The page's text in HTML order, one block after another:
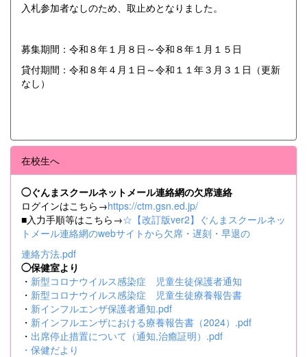
入札参加者なしのため、取止めとなりました。
募集期間：令和８年１月８日～令和８年１月１５日
貸付期間：令和８年４月１日～令和１１年３月３１日（更新
なし）
在校生へ
◯ぐんまスクールネットメール連絡網の欠席連絡
ログインはこちら→https://ctm.gsn.ed.jp/
■入力手順等はこちら→☆【改訂版ver2】ぐんまスクールネッ
トメール連絡網のwebサイトから欠席・遅刻・早退の
連絡方法.pdf
◯保健室より
・ 新型コロナウイルス感染症 児童生徒保護者通知
・ 新型コロナウイルス感染症 児童生徒療養報告書
・ 新インフルエンザ保護者通知.pdf
・ 新インフルエンザにおける療養報告書（2024）.pdf
・ 出席停止措置について（通知,治癒証明）.pdf
・ 保健だより